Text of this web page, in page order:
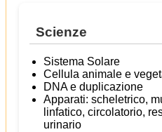
Scienze
Sistema Solare
Cellula animale e
DNA e duplicazione
Apparati: scheletrico,
linfatico, circolatorio,
urinario